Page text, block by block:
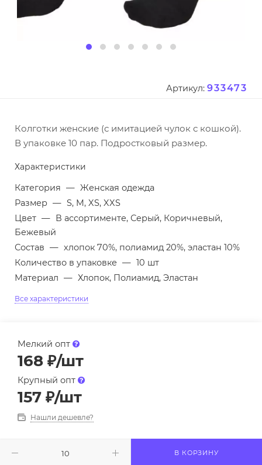
Артикул: 933473
Колготки женские (с имитацией чулок с кошкой).
В упаковке 10 пар. Подростковый размер.
Характеристики
Категория — Женская одежда
Размер — S, M, XS, XXS
Цвет — В ассортименте, Серый, Коричневый,
Бежевый
Состав — хлопок 70%, полиамид 20%, эластан 10%
Количество в упаковке — 10 шт
Материал — Хлопок, Полиамид, Эластан
Все характеристики
Мелкий опт
168 ₽/шт
Крупный опт
157 ₽/шт
Нашли дешевле?
В КОРЗИНУ